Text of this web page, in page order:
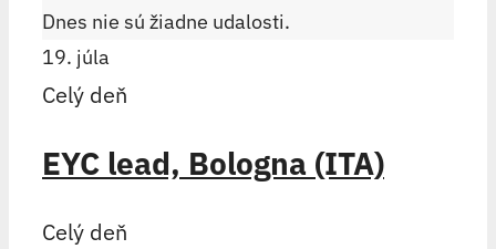
Dnes nie sú žiadne udalosti.
19. júla
Celý deň
EYC lead, Bologna (ITA)
Celý deň